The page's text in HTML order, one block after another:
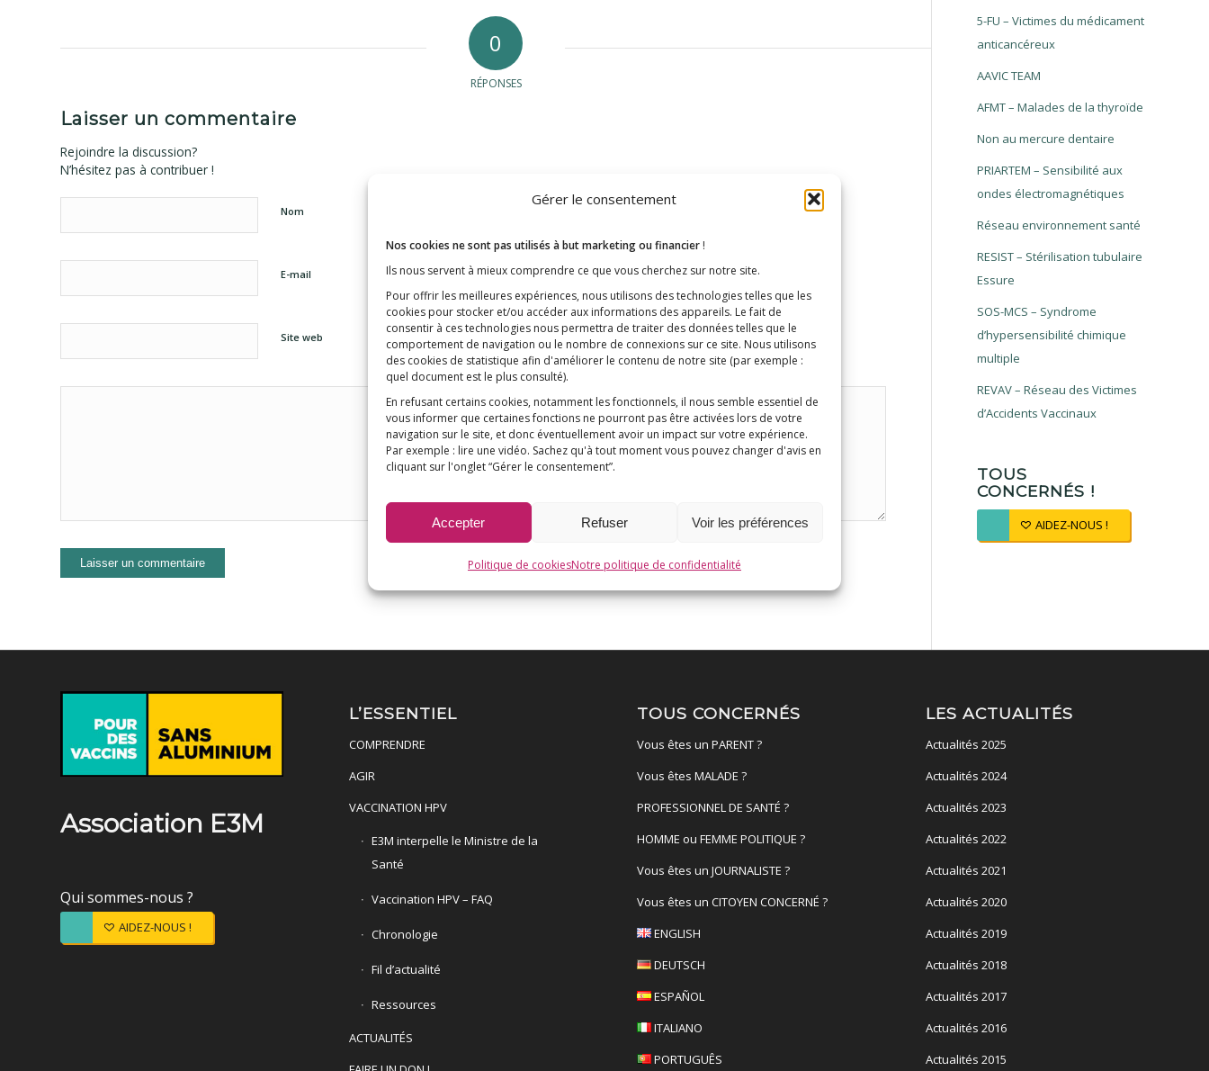
Gérer le consentement
Nos cookies ne sont pas utilisés à but marketing ou financier !
Ils nous servent à mieux comprendre ce que vous cherchez sur notre site.
Pour offrir les meilleures expériences, nous utilisons des technologies telles que les
cookies pour stocker et/ou accéder aux informations des appareils. Le fait de
consentir à ces technologies nous permettra de traiter des données telles que le
comportement de navigation ou le nombre de connexions sur ce site. Nous utilisons
des cookies de statistique afin d'améliorer le contenu de notre site (par exemple :
quel document est le plus consulté).
En refusant certains cookies, notamment les fonctionnels, il nous semble essentiel de
vous informer que certaines fonctions ne pourront pas être activées lors de votre
navigation sur le site, et donc éventuellement avoir un impact sur votre expérience.
Par exemple : lire une vidéo. Sachez qu'à tout moment vous pouvez changer d'avis en
cliquant sur l'onglet “Gérer le consentement”.
Accepter Refuser Voir les préférences
Politique de cookiesNotre politique de confidentialité
0
RÉPONSES
Laisser un commentaire
Rejoindre la discussion?
N’hésitez pas à contribuer !
Nom
E-mail
Site web
5-FU – Victimes du médicament
anticancéreux
AAVIC TEAM
AFMT – Malades de la thyroïde
Non au mercure dentaire
PRIARTEM – Sensibilité aux
ondes électromagnétiques
Réseau environnement santé
RESIST – Stérilisation tubulaire
Essure
SOS-MCS – Syndrome
d’hypersensibilité chimique
multiple
REVAV – Réseau des Victimes
d’Accidents Vaccinaux
TOUS
CONCERNÉS !
AIDEZ-NOUS !
Association E3M
Qui sommes-nous ?
AIDEZ-NOUS !
L’ESSENTIEL
COMPRENDRE
AGIR
VACCINATION HPV
E3M interpelle le Ministre de la
Santé
Vaccination HPV – FAQ
Chronologie
Fil d’actualité
Ressources
ACTUALITÉS
TOUS CONCERNÉS
Vous êtes un PARENT ?
Vous êtes MALADE ?
PROFESSIONNEL DE SANTÉ ?
HOMME ou FEMME POLITIQUE ?
Vous êtes un JOURNALISTE ?
Vous êtes un CITOYEN CONCERNÉ ?
ENGLISH
DEUTSCH
ESPAÑOL
ITALIANO
PORTUGUÊS
LES ACTUALITÉS
Actualités 2025
Actualités 2024
Actualités 2023
Actualités 2022
Actualités 2021
Actualités 2020
Actualités 2019
Actualités 2018
Actualités 2017
Actualités 2016
Actualités 2015